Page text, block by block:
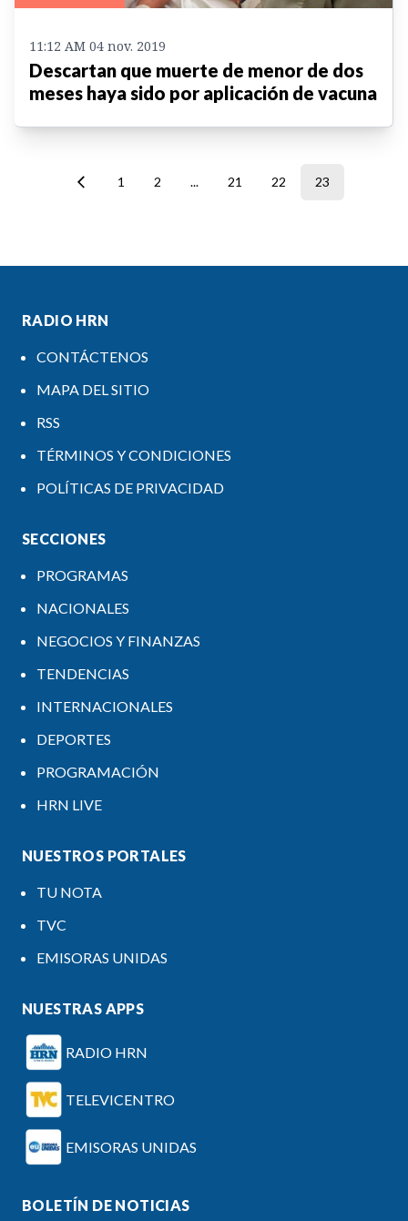
11:12 AM 04 nov. 2019
Descartan que muerte de menor de dos
meses haya sido por aplicación de vacuna
1 2 ... 21 22 23
RADIO HRN
CONTÁCTENOS
MAPA DEL SITIO
RSS
TÉRMINOS Y CONDICIONES
POLÍTICAS DE PRIVACIDAD
SECCIONES
PROGRAMAS
NACIONALES
NEGOCIOS Y FINANZAS
TENDENCIAS
INTERNACIONALES
DEPORTES
PROGRAMACIÓN
HRN LIVE
NUESTROS PORTALES
TU NOTA
TVC
EMISORAS UNIDAS
NUESTRAS APPS
RADIO HRN
TELEVICENTRO
EMISORAS UNIDAS
BOLETÍN DE NOTICIAS